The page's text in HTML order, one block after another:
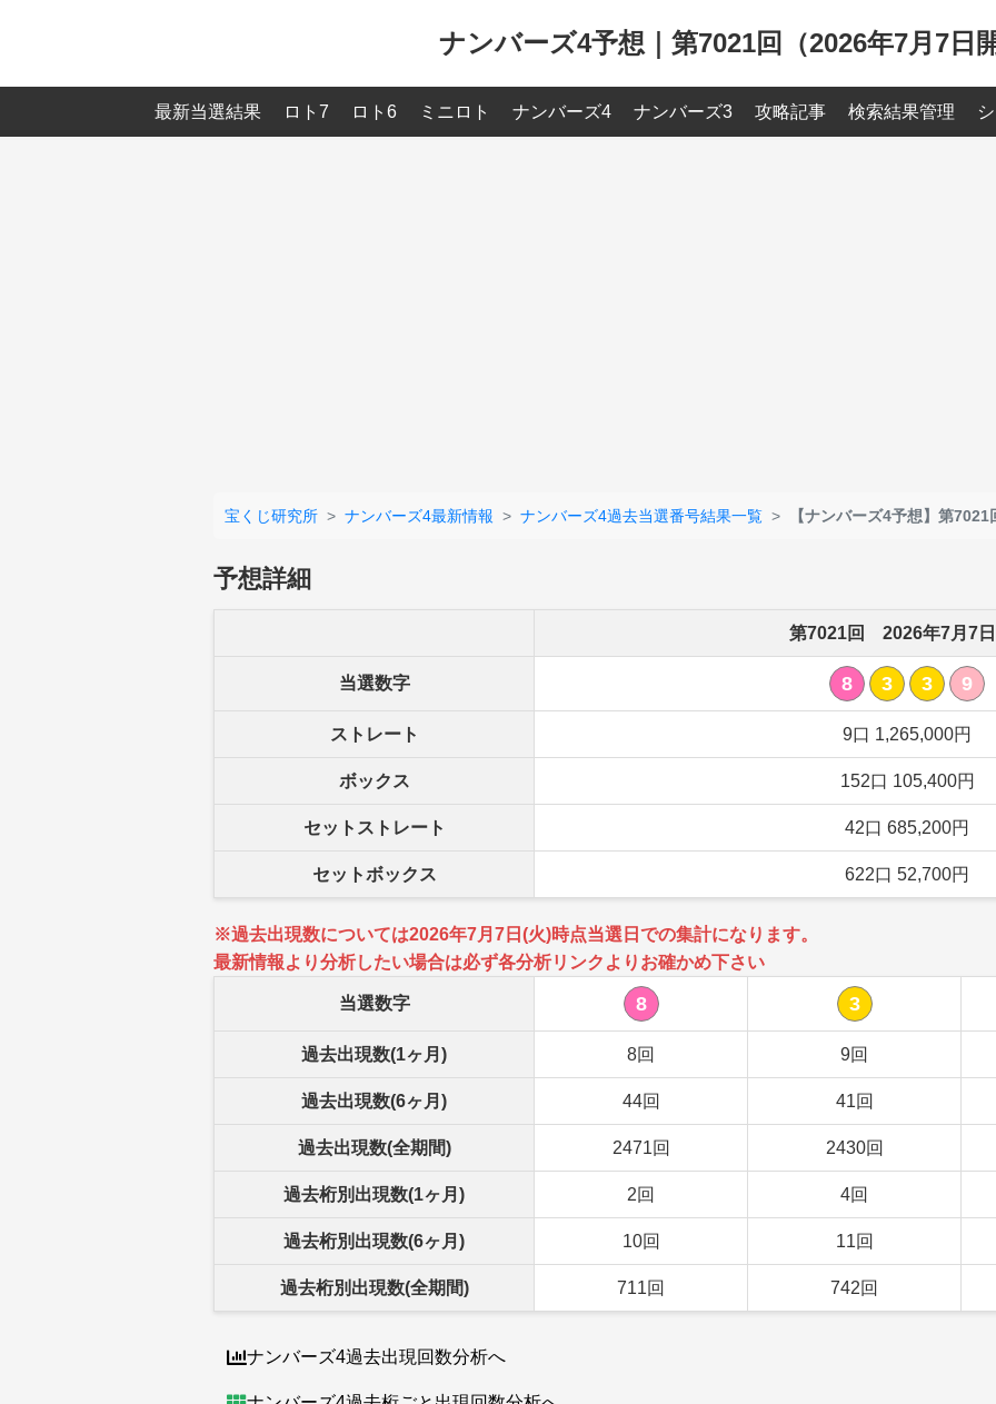
ナンバーズ4予想｜第7021回（2026年7月7日
最新当選結果 ロト7 ロト6 ミニロト ナンバーズ4 ナンバーズ3 攻略記事 検索結果管理
宝くじ研究所 ナンバーズ4最新情報 ナンバーズ4過去当選番号結果一覧 【ナンバーズ4予想】第
予想詳細
第7021回 2026年7月7
当選数字 8 3 3 9
ストレート 9口 1,265,000円
ボックス 152口 105,400円
セットストレート 42口 685,200円
セットボックス 622口 52,700円
※過去出現数については2026年7月7日(火)時点当選日での集計になります。
最新情報より分析したい場合は必ず各分析リンクよりお確かめ下さい
当選数字 8 3
過去出現数(1ヶ月) 8回 9回
過去出現数(6ヶ月) 44回 41回
過去出現数(全期間) 2471回 2430回
過去桁別出現数(1ヶ月) 2回 4回
過去桁別出現数(6ヶ月) 10回 11回
過去桁別出現数(全期間) 711回 742回
ナンバーズ4過去出現回数分析へ